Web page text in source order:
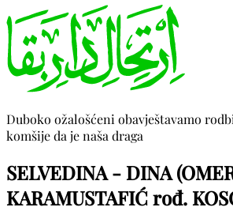
Duboko ožalošćeni obavještavamo
komšije da je naša draga
SELVEDINA - DINA
KARAMUSTAFIĆ rođ.